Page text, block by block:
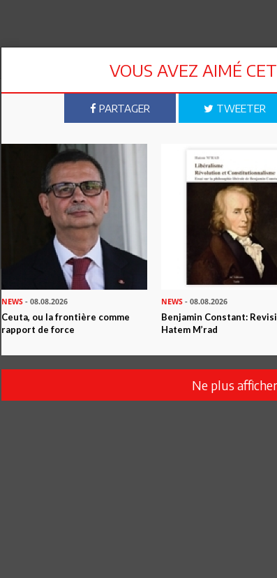
VOUS AVEZ AIMÉ
PARTAGER TWEETER
NEWS - 08.08.2026
Ceuta, ou la frontière comme
rapport de force
NEWS - 08.08.2026
Benjamin Constant:
Hatem M’rad
Ne plus afficher